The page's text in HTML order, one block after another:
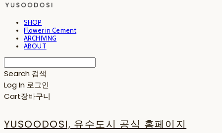
SHOP
Flower in Cement
ARCHIVING
ABOUT
Search 검색
Log In 로그인
Cart장바구니
YUSOODOSI, 유수도시 공식 홈페이지